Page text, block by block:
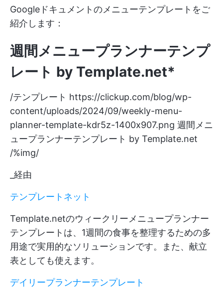
Googleドキュメントのメニューテンプレートをご
紹介します：
週間メニュープランナーテンプ
レート by Template.net*
/テンプレート https://clickup.com/blog/wp-
content/uploads/2024/09/weekly-menu-
planner-template-kdr5z-1400x907.png 週間メニ
ュープランナーテンプレート by Template.net
/%img/
_経由
テンプレートネット
Template.netのウィークリーメニュープランナー
テンプレートは、1週間の食事を整理するための多
用途で実用的なソリューションです。また、献立
表としても使えます。
デイリープランナーテンプレート